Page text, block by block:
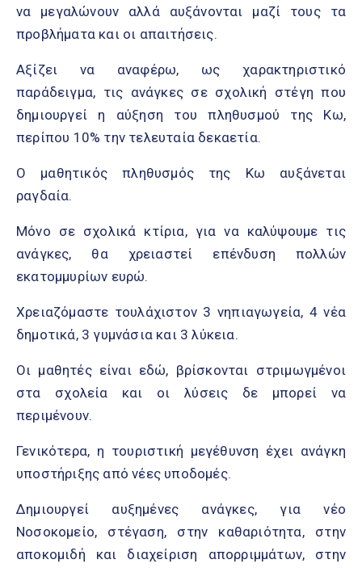
να μεγαλώνουν αλλά αυξάνονται μαζί τους τα
προβλήματα και οι απαιτήσεις.
Αξίζει να αναφέρω, ως χαρακτηριστικό
παράδειγμα, τις ανάγκες σε σχολική στέγη που
δημιουργεί η αύξηση του πληθυσμού της Κω,
περίπου 10% την τελευταία δεκαετία.
Ο μαθητικός πληθυσμός της Κω αυξάνεται
ραγδαία.
Μόνο σε σχολικά κτίρια, για να καλύψουμε τις
ανάγκες, θα χρειαστεί επένδυση πολλών
εκατομμυρίων ευρώ.
Χρειαζόμαστε τουλάχιστον 3 νηπιαγωγεία, 4 νέα
δημοτικά, 3 γυμνάσια και 3 λύκεια.
Οι μαθητές είναι εδώ, βρίσκονται στριμωγμένοι
στα σχολεία και οι λύσεις δε μπορεί να
περιμένουν.
Γενικότερα, η τουριστική μεγέθυνση έχει ανάγκη
υποστήριξης από νέες υποδομές.
Δημιουργεί αυξημένες ανάγκες, για νέο
Νοσοκομείο, στέγαση, στην καθαριότητα, στην
αποκομιδή και διαχείριση απορριμμάτων, στην